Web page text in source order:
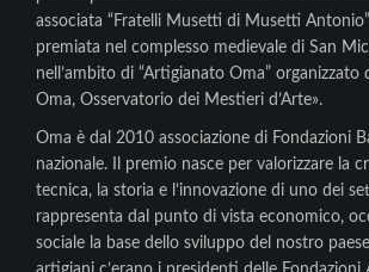
associata “Fratelli Musetti di Musetti
premiata nel complesso medievale di San
nell’ambito di “Artigianato Oma” organizzato
Oma, Osservatorio dei Mestieri d’Arte».
Oma è dal 2010 associazione di Fondazioni
nazionale. Il premio nasce per valorizzare la
tecnica, la storia e l’innovazione di uno dei
rappresenta dal punto di vista economico,
sociale la base dello sviluppo del nostro